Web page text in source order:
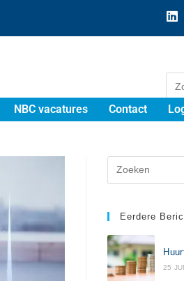
NBC vacatures Contact
Eerdere
25